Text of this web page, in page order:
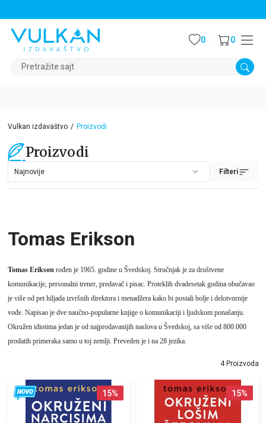
Pretražite sajt
0 0
Vulkan izdavaštvo Proizvodi
Proizvodi
Filteri
Tomas Erikson
Tomas Eriksonrođen je 1965. godine u Švedskoj. Stručnjak je za društvene
komunikacije, personalni trener, predavač i pisac. Proteklih dvadesetak godina obučavao
je više od pet hiljada izvršnih direktora i menadžera kako bi postali bolje i delotvornije
vođe. Napisao je dve naučno-popularne knjige o komunikaciji i ljudskom ponašanju.
Okružen idiotima jedan je od najprodavanijih naslova u Švedskoj, sa više od 800.000
prodatih primeraka samo u toj zemlji. Preveden je i na 28 jezika.
4 Proizvoda
15% 15%